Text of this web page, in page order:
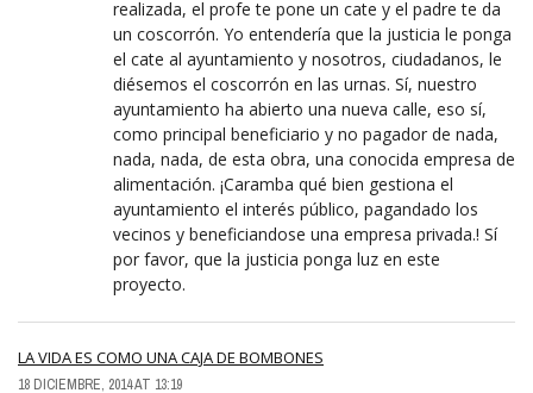
realizada, el profe te pone un cate y el padre te da
un coscorrón. Yo entendería que la justicia le ponga
el cate al ayuntamiento y nosotros, ciudadanos, le
diésemos el coscorrón en las urnas. Sí, nuestro
ayuntamiento ha abierto una nueva calle, eso sí,
como principal beneficiario y no pagador de nada,
nada, nada, de esta obra, una conocida empresa de
alimentación. ¡Caramba qué bien gestiona el
ayuntamiento el interés público, pagandado los
vecinos y beneficiandose una empresa privada.! Sí
por favor, que la justicia ponga luz en este
proyecto.
LA VIDA ES COMO UNA CAJA DE BOMBONES
18 DICIEMBRE, 2014 AT 13:19